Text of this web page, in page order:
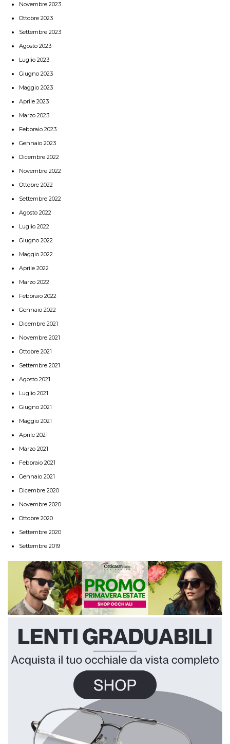
Novembre 2023
Ottobre 2023
Settembre 2023
Agosto 2023
Luglio 2023
Giugno 2023
Maggio 2023
Aprile 2023
Marzo 2023
Febbraio 2023
Gennaio 2023
Dicembre 2022
Novembre 2022
Ottobre 2022
Settembre 2022
Agosto 2022
Luglio 2022
Giugno 2022
Maggio 2022
Aprile 2022
Marzo 2022
Febbraio 2022
Gennaio 2022
Dicembre 2021
Novembre 2021
Ottobre 2021
Settembre 2021
Agosto 2021
Luglio 2021
Giugno 2021
Maggio 2021
Aprile 2021
Marzo 2021
Febbraio 2021
Gennaio 2021
Dicembre 2020
Novembre 2020
Ottobre 2020
Settembre 2020
Settembre 2019